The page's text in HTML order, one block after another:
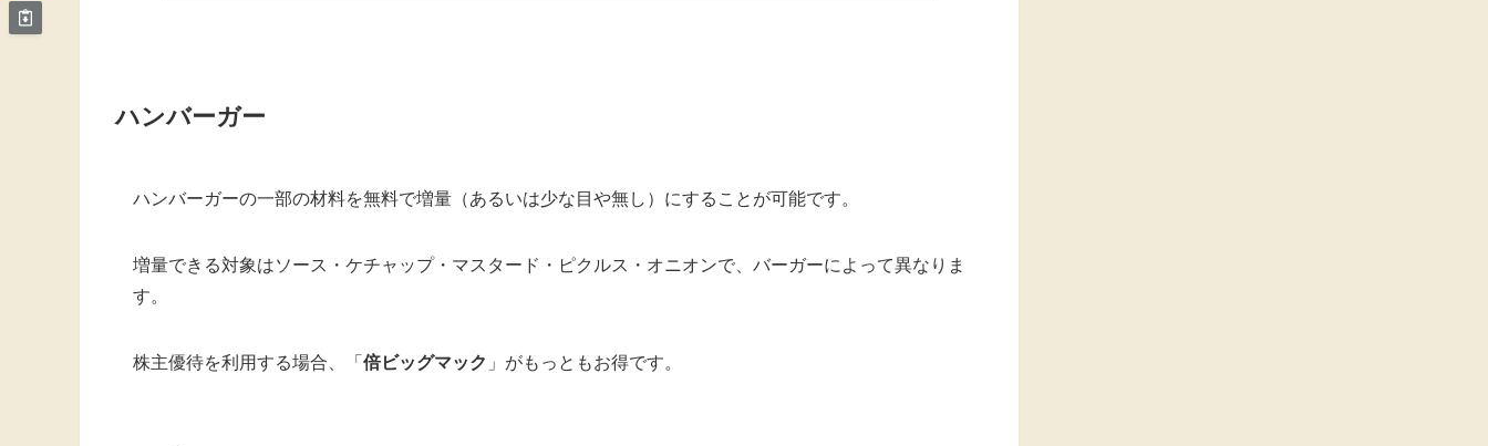
ハンバーガー
ハンバーガーの一部の材料を無料で増量（あるいは少な目や無し）にすることが可能です。
増量できる対象はソース・ケチャップ・マスタード・ピクルス・オニオンで、バーガーによって異なりま
す。
株主優待を利用する場合、「倍ビッグマック 」がもっともお得です。